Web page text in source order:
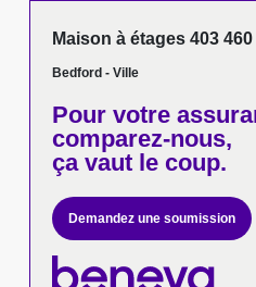
Maison à étages 403 460
Bedford - Ville
Pour votre
comparez-nous,
ça vaut le coup.
Demandez une soumission